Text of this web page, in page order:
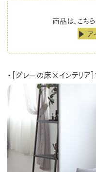
商品は、こち
▶ ア
・［グレーの床×インテリア］